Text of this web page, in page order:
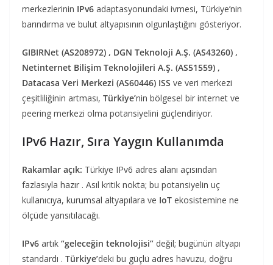
merkezlerinin IPv6 adaptasyonundaki ivmesi, Türkiye’nin
barındırma ve bulut altyapısının olgunlaştığını gösteriyor.
GIBIRNet (AS208972) , DGN Teknoloji A.Ş. (AS43260) ,
Netinternet Bilişim Teknolojileri A.Ş. (AS51559) ,
Datacasa Veri Merkezi (AS60446) ISS ve veri merkezi
çeşitliliğinin artması, Türkiye’nin bölgesel bir internet ve
peering merkezi olma potansiyelini güçlendiriyor.
IPv6 Hazır, Sıra Yaygın Kullanımda
Rakamlar açık: Türkiye IPv6 adres alanı açısından
fazlasıyla hazır . Asıl kritik nokta; bu potansiyelin uç
kullanıcıya, kurumsal altyapılara ve IoT ekosistemine ne
ölçüde yansıtılacağı.
IPv6 artık “geleceğin teknolojisi” değil; bugünün altyapı
standardı . Türkiye’deki bu güçlü adres havuzu, doğru